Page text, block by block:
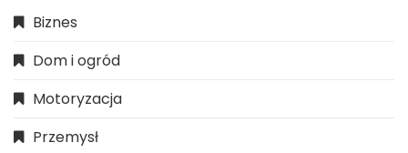
Biznes
Dom i ogród
Motoryzacja
Przemysł